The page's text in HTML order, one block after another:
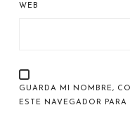
WEB
GUARDA MI NOMBRE,
ESTE NAVEGADOR